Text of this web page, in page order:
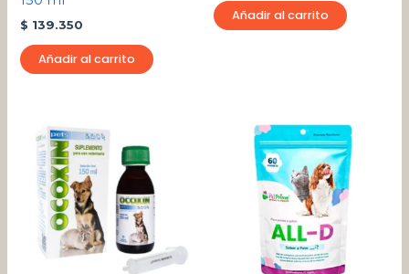
$ 139.350
Añadir al carrito
Añadir al carrito